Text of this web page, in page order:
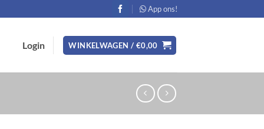
App ons!
Login WINKELWAGEN / €0,00